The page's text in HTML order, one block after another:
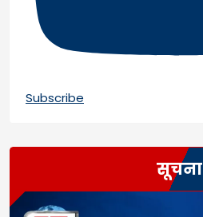
Subscribe
सूचना